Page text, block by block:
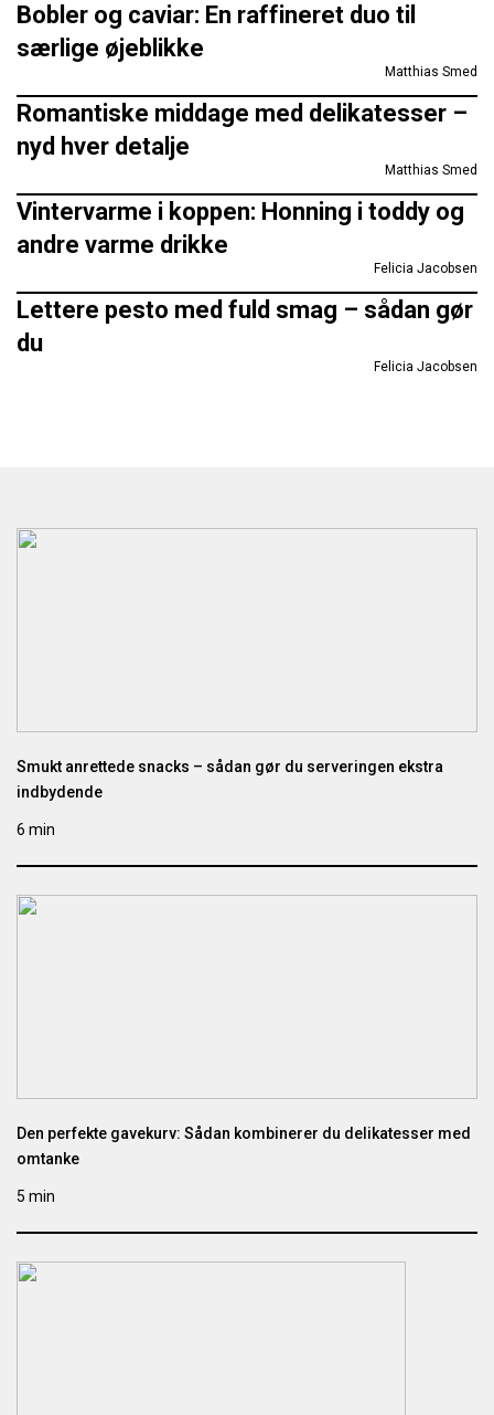
Bobler og caviar: En raffineret duo til
særlige øjeblikke
Matthias Smed
Romantiske middage med delikatesser –
nyd hver detalje
Matthias Smed
Vintervarme i koppen: Honning i toddy og
andre varme drikke
Felicia Jacobsen
Lettere pesto med fuld smag – sådan gør
du
Felicia Jacobsen
Smukt anrettede snacks – sådan gør du serveringen ekstra
indbydende
6 min
Den perfekte gavekurv: Sådan kombinerer du delikatesser med
omtanke
5 min